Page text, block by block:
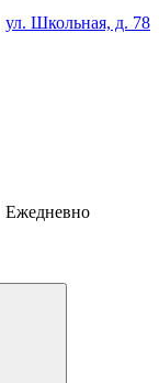
ул. Школьная, д. 78
Ежедневно